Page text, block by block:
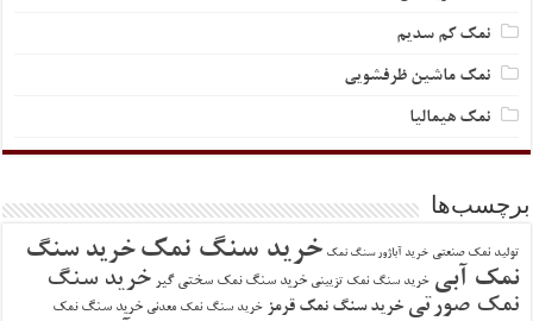
نمک کم سدیم
نمک ماشین ظرفشویی
نمک هیمالیا
برچسب‌ها
تولید نمک صنعتی خرید آباژور سنگ نمک خرید سنگ نمک خرید سنگ
نمک آبی خرید سنگ نمک تزیینی خرید سنگ نمک سختی گیر خرید سنگ
نمک صورتی خرید سنگ نمک قرمز خرید سنگ نمک معدنی خرید سنگ نمک